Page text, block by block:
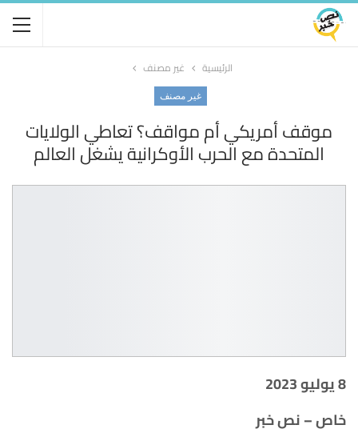
الرئيسية غير مصنف
غير مصنف
موقف أمريكي أم مواقف؟ تعاطي الولايات
المتحدة مع الحرب الأوكرانية يشغل العالم
8 يوليو 2023
خاص – نص خبر